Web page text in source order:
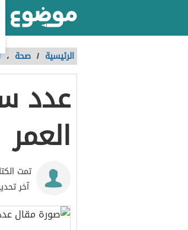
الرئيسية / صحة ،
عدد
العمر
تمت
آخر